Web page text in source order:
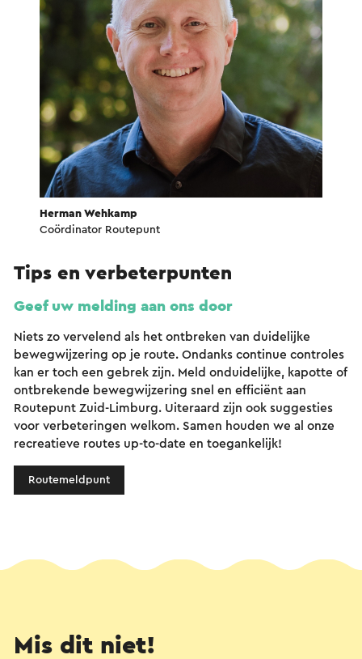
Herman Wehkamp
Coördinator Routepunt
Tips en verbeterpunten
Geef uw melding aan ons door
Niets zo vervelend als het ontbreken van duidelijke
bewegwijzering op je route. Ondanks continue controles
kan er toch een gebrek zijn. Meld onduidelijke, kapotte of
ontbrekende bewegwijzering snel en efficiënt aan
Routepunt Zuid-Limburg. Uiteraard zijn ook suggesties
voor verbeteringen welkom. Samen houden we al onze
recreatieve routes up-to-date en toegankelijk!
Routemeldpunt
Mis dit niet!